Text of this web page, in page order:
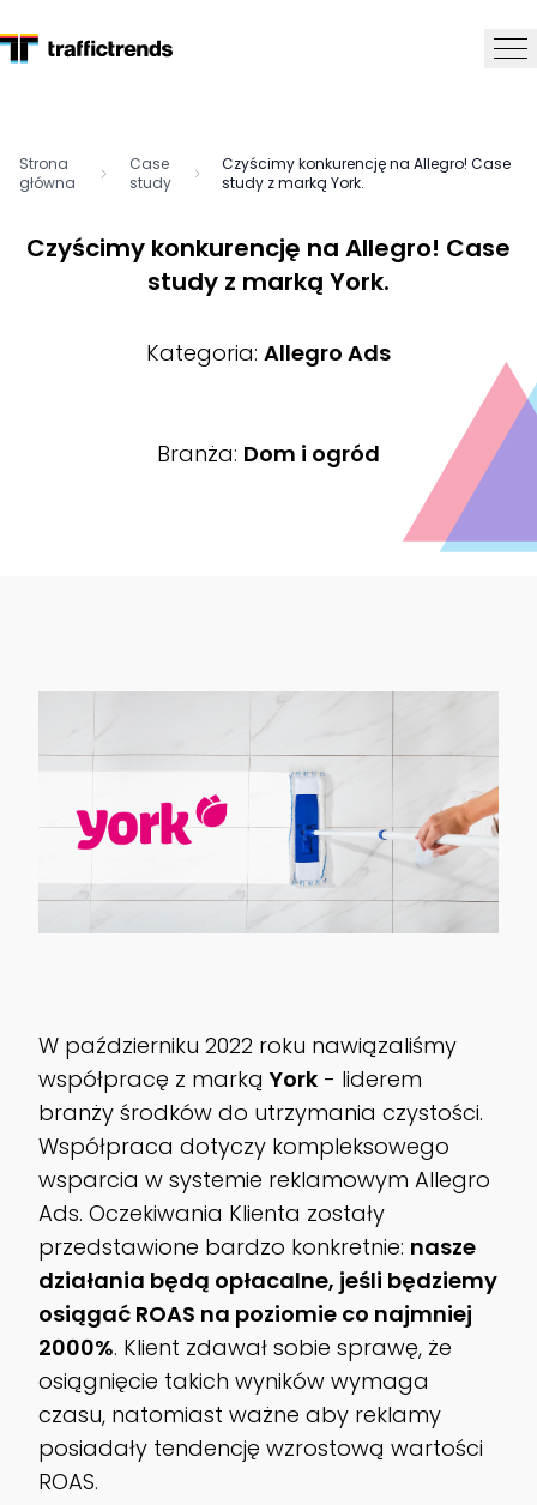
Strona
główna
Case
study
Czyścimy konkurencję na Allegro! Case
study z marką York.
Czyścimy konkurencję na Allegro! Case
study z marką York.
Kategoria: Allegro Ads
Branża: Dom i ogród
W październiku 2022 roku nawiązaliśmy
współpracę z marką York - liderem
branży środków do utrzymania czystości.
Współpraca dotyczy kompleksowego
wsparcia w systemie reklamowym Allegro
Ads. Oczekiwania Klienta zostały
przedstawione bardzo konkretnie: nasze
działania będą opłacalne, jeśli będziemy
osiągać ROAS na poziomie co najmniej
2000%. Klient zdawał sobie sprawę, że
osiągnięcie takich wyników wymaga
czasu, natomiast ważne aby reklamy
posiadały tendencję wzrostową wartości
ROAS.